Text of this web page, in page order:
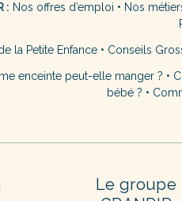
: Nos offres d’emploi • Nos
la Petite Enfance • Conseils
enceinte peut-elle manger ? •
bébé ? •
Le groupe